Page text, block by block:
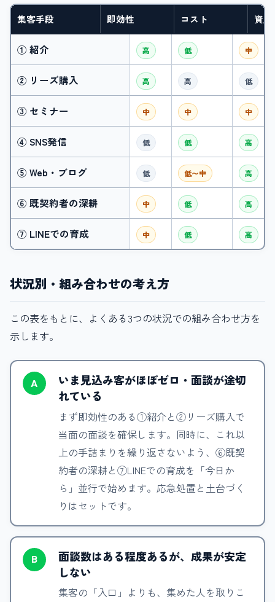
集客手段 即効性 コスト 資
① 紹介 高 低 中
② リーズ購入 高 高 低
③ セミナー 中 中 中
④ SNS発信 低 低 高
⑤ Web・ブログ 低 低〜中 高
⑥ 既契約者の深耕 中 低 高
⑦ LINEでの育成 中 低 高
状況別・組み合わせの考え方
この表をもとに、よくある3つの状況での組み合わせ方を
示します。
A
いま見込み客がほぼゼロ・面談が途切
れている
まず即効性のある①紹介と②リーズ購入で
当面の面談を確保します。同時に、これ以
上の手詰まりを繰り返さないよう、⑥既契
約者の深耕と⑦LINEでの育成を「今日か
ら」並行で始めます。応急処置と土台づく
りはセットです。
B
面談数はある程度あるが、成果が安定
しない
集客の「入口」よりも、集めた人を取りこ